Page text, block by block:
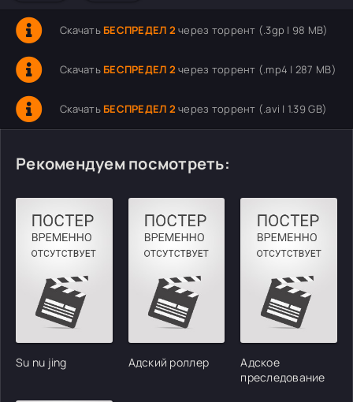
Скачать БЕСПРЕДЕЛ 2 через торрент (.3gp | 98 MB)
Скачать БЕСПРЕДЕЛ 2 через торрент (.mp4 | 287 MB)
Скачать БЕСПРЕДЕЛ 2 через торрент (.avi | 1.39 GB)
Рекомендуем посмотреть:
Su nu jing Адский роллер
Адское
преследование